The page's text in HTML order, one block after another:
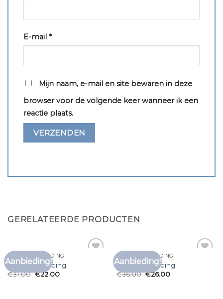
E-mail *
Mijn naam, e-mail en site bewaren in deze
browser voor de volgende keer wanneer ik een
reactie plaats.
GERELATEERDE PRODUCTEN
Aanbieding!
T SHIRT AANBIEDING
t shirt aanbieding
€31.00 €22.00
Aanbieding!
T SHIRT AANBIEDING
t shirt aanbieding
€36.00 €26.00